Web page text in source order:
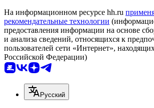
На информационном ресурсе hh.ru
рекомендательные технологии
предоставления информации на основе
и анализа сведений, относящихся к
пользователей сети «Интернет»,
Российской Федерации)
Русский